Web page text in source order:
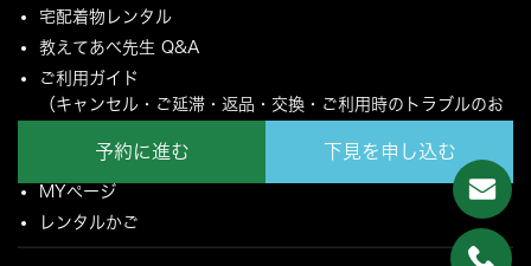
予約に進む 下見を申し込む
宅配着物レンタル
教えてあべ先生 Q&A
ご利用ガイド
（キャンセル・ご延滞・返品・交換・ご利用時のトラブルのお
ご配送とご返却について
MYページ
レンタルかご